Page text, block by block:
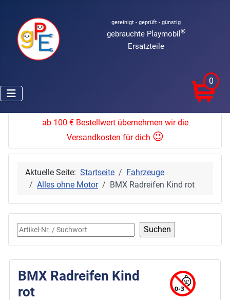
gereinigt - geprüft - günstig
gebrauchte Playmobil®
Ersatzteile
0
ab 100 € Bestellwert übernehmen wir die
Versandkosten für dich 😉
Aktuelle Seite: Startseite
Fahrzeuge
Alles ohne Motor
BMX Radreifen Kind rot
BMX Radreifen Kind
rot